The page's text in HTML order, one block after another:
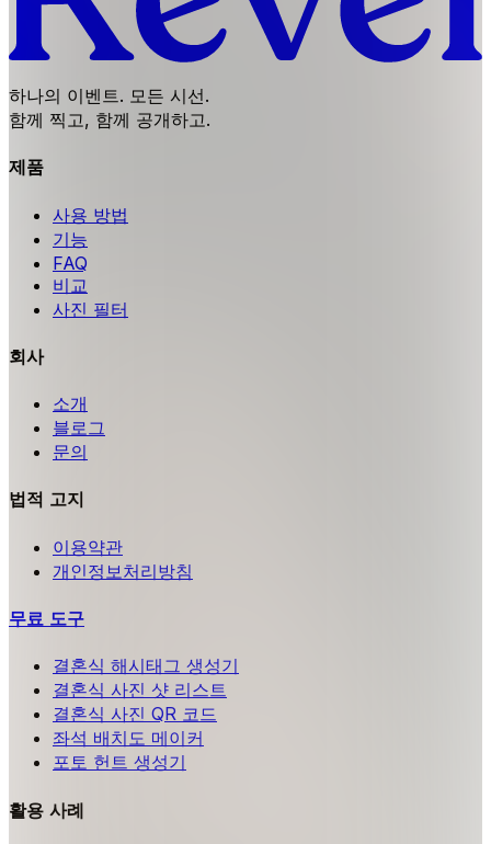
하나의 이벤트. 모든 시선.
함께 찍고, 함께 공개하고.
제품
사용 방법
기능
FAQ
비교
사진 필터
회사
소개
블로그
문의
법적 고지
이용약관
개인정보처리방침
무료 도구
결혼식 해시태그 생성기
결혼식 사진 샷 리스트
결혼식 사진 QR 코드
좌석 배치도 메이커
포토 헌트 생성기
활용 사례